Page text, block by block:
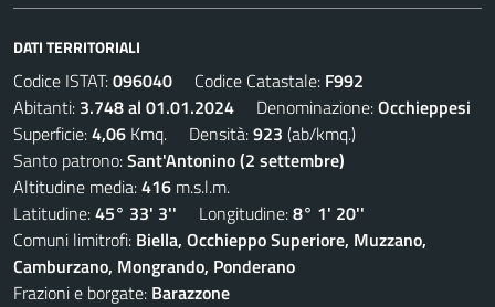
DATI TERRITORIALI
Codice ISTAT:096040 Codice Catastale: F992
Abitanti: 3.748 al 01.01.2024 Denominazione:Occhieppesi
Superficie:4,06 Kmq. Densità:923 (ab/kmq.)
Santo patrono:Sant'Antonino (2 settembre)
Altitudine media:416 m.s.l.m.
Latitudine:45° 33' 3'' Longitudine:8° 1' 20''
Comuni limitrofi: Biella, Occhieppo Superiore, Muzzano,
Camburzano, Mongrando, Ponderano
Frazioni e borgate: Barazzone